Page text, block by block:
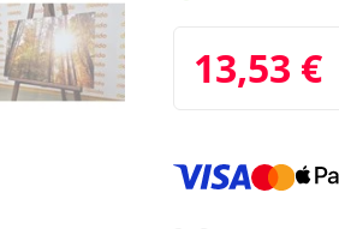
13,53 €